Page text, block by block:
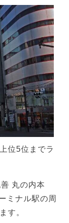
位5位までラ
丸の内本
ミナル駅の周
す。